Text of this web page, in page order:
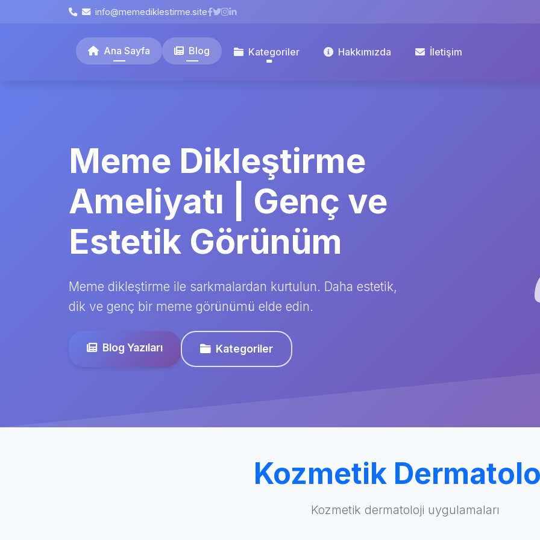
info@memediklestirme.site
Ana Sayfa Blog Kategoriler Hakkımızda İletişim
Meme Dikleştirme
Ameliyatı | Genç ve
Estetik Görünüm
Meme dikleştirme ile sarkmalardan kurtulun. Daha estetik,
dik ve genç bir meme görünümü elde edin.
Blog Yazıları Kategoriler
Kozmetik
Kozmetik dermatoloji uygulamaları